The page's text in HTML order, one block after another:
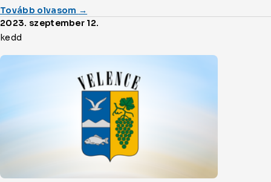
Tovább olvasom (a/az)
Értesítő
napján
várható
áramkimaradásról
cikket
→
2023. szeptember 12.
kedd